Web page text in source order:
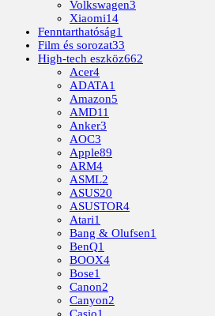
Volkswagen3
Xiaomi14
Fenntarthatóság1
Film és sorozat33
High-tech eszköz662
Acer4
ADATA1
Amazon5
AMD11
Anker3
AOC3
Apple89
ARM4
ASML2
ASUS20
ASUSTOR4
Atari1
Bang & Olufsen1
BenQ1
BOOX4
Bose1
Canon2
Canyon2